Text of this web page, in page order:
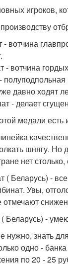
игроков,
вотчина
- вотчина
давно ходят
- делает
медали
шнягу. Но
нет
( Беларусь) -
Увы,
Беларусь) -
нужно, знать
одно -
по 20 - 25